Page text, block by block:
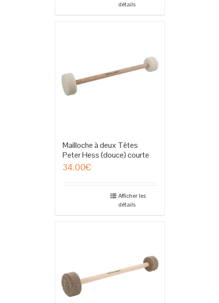
détails
Mailloche à deux Têtes
Peter Hess (douce) courte
34.00€
Afficher les
détails